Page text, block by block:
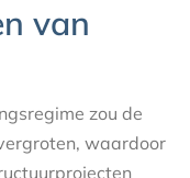
van
zou de
waardoor